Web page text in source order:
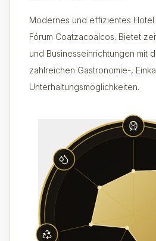
Modernes und effizientes Hotel
Fórum Coatzacoalcos. Bietet
und Businesseinrichtungen mit
zahlreichen Gastronomie-,
Unterhaltungsmöglichkeiten.